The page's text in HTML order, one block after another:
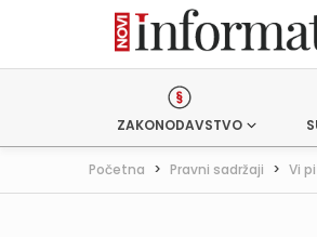
ZAKONODAVSTVO
Početna > Pravni sadržaji > Vi